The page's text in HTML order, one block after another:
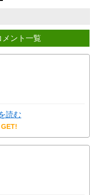
メント一覧
読む